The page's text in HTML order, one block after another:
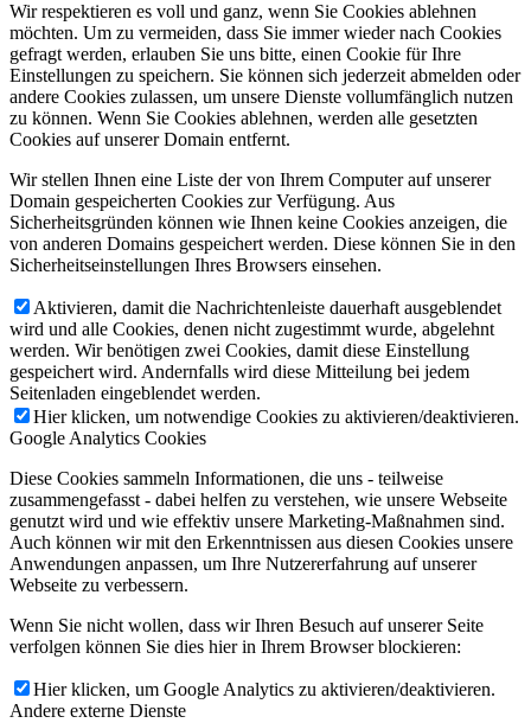
Wir respektieren es voll und ganz, wenn Sie Cookies ablehnen
möchten. Um zu vermeiden, dass Sie immer wieder nach Cookies
gefragt werden, erlauben Sie uns bitte, einen Cookie für Ihre
Einstellungen zu speichern. Sie können sich jederzeit abmelden oder
andere Cookies zulassen, um unsere Dienste vollumfänglich nutzen
zu können. Wenn Sie Cookies ablehnen, werden alle gesetzten
Cookies auf unserer Domain entfernt.
Wir stellen Ihnen eine Liste der von Ihrem Computer auf unserer
Domain gespeicherten Cookies zur Verfügung. Aus
Sicherheitsgründen können wie Ihnen keine Cookies anzeigen, die
von anderen Domains gespeichert werden. Diese können Sie in den
Sicherheitseinstellungen Ihres Browsers einsehen.
Aktivieren, damit die Nachrichtenleiste dauerhaft ausgeblendet
wird und alle Cookies, denen nicht zugestimmt wurde, abgelehnt
werden. Wir benötigen zwei Cookies, damit diese Einstellung
gespeichert wird. Andernfalls wird diese Mitteilung bei jedem
Seitenladen eingeblendet werden.
Hier klicken, um notwendige Cookies zu aktivieren/deaktivieren.
Google Analytics Cookies
Diese Cookies sammeln Informationen, die uns - teilweise
zusammengefasst - dabei helfen zu verstehen, wie unsere Webseite
genutzt wird und wie effektiv unsere Marketing-Maßnahmen sind.
Auch können wir mit den Erkenntnissen aus diesen Cookies unsere
Anwendungen anpassen, um Ihre Nutzererfahrung auf unserer
Webseite zu verbessern.
Wenn Sie nicht wollen, dass wir Ihren Besuch auf unserer Seite
verfolgen können Sie dies hier in Ihrem Browser blockieren:
Hier klicken, um Google Analytics zu aktivieren/deaktivieren.
Andere externe Dienste